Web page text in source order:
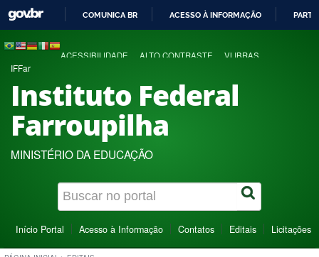
COMUNICA BR ACESSO À INFORMAÇÃO
ACESSIBILIDADE ALTO CONTRASTE VLIBRAS
IFFar
Instituto Federal
Farroupilha
MINISTÉRIO DA EDUCAÇÃO
Início Portal Acesso à Informação Contatos Editais Licitações